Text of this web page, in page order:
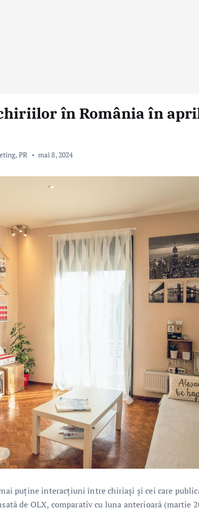
în România în
PR mai 8, 2024
puține interacțiuni între chiriași și cei care
de OLX, comparativ cu luna anterioară (martie